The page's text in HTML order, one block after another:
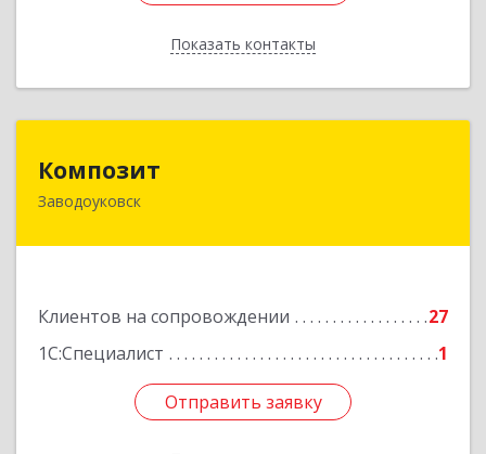
Показать контакты
Назад
Композит
Заводоуковск
Клиентов на сопровождении
27
1С:Специалист
1
Отправить заявку
627140, Тюменская обл, Заводоуковский р-н,
Отправить заявку